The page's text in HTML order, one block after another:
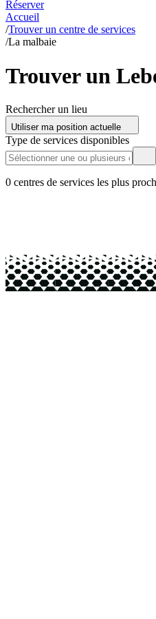
Réserver
Accueil
/Trouver un centre de services
/La malbaie
Trouver un
Rechercher un lieu
Utiliser ma position actuelle
Type de services disponibles
0 centres de services les plus